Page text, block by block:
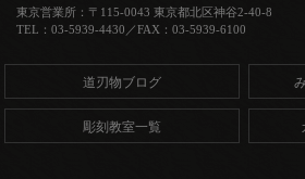
東京営業所：〒115-0043 東京都北区神谷2-40-8
TEL：03-5939-4430／FAX：03-5939-6100
道刃物ブログ
彫刻教室一覧